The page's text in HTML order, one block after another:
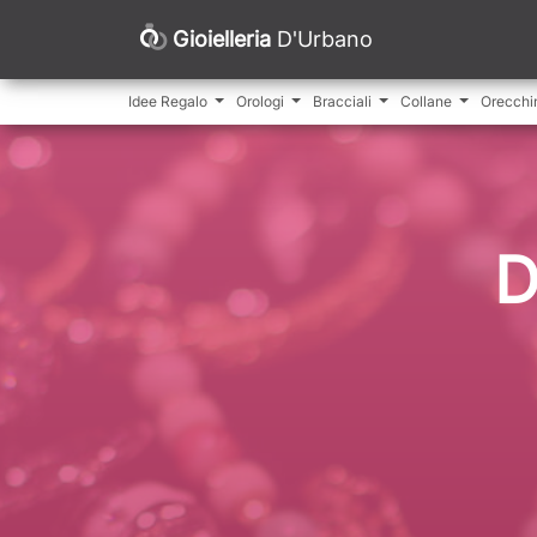
Gioielleria D'Urbano
Idee Regalo Orologi Bracciali Collane